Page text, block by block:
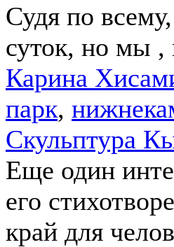
Судя по
суток, но мы ,
Карина
парк,
Скульптура
Еще один
его
край для